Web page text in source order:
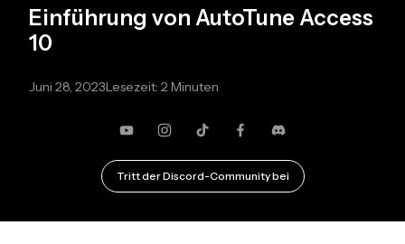
Einführung von AutoTune Access
10
Juni 28, 2023Lesezeit: 2 Minuten
YouTubeInstagram
TikTokFacebookZwietracht
Tritt der Discord-Community bei